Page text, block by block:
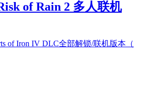
of Rain 2 多人联机